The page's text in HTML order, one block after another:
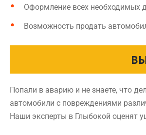
Оформление всех необходимых
Возможность продать
Попали в аварию и не знаете, что
автомобили с повреждениями
Наши эксперты в Глыбокой оценят